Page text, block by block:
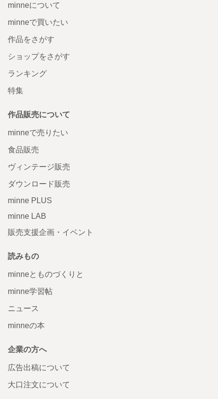
minneについて
minneで買いたい
作品をさがす
ショップをさがす
ランキング
特集
作品販売について
minneで売りたい
食品販売
ヴィンテージ販売
ダウンロード販売
minne PLUS
minne LAB
販売支援企画・イベント
読みもの
minneとものづくりと
minne学習帖
ニュース
minneの本
企業の方へ
広告出稿について
大口注文について